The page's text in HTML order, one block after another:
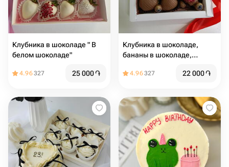
Клубника в шоколаде " В
белом шоколаде"
4.96327 25 000֏
Клубника в шоколаде,
бананы в шоколаде,
"Ассорти вкусов"
4.96327 22 000֏